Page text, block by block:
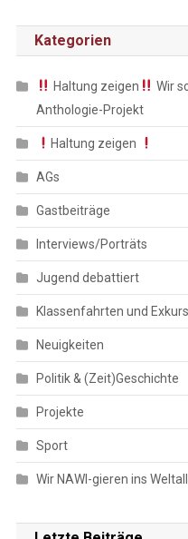
Kategorien
Haltung zeigen
Wir
Anthologie-Projekt
Haltung zeigen
AGs
Gastbeiträge
Interviews/Porträts
Jugend debattiert
Klassenfahrten und
Neuigkeiten
Politik & (Zeit)Geschichte
Projekte
Sport
Wir NAWI-gieren ins